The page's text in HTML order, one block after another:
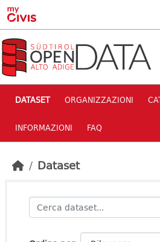
Skip to main content
DATASET ORGANIZZAZIONI
INFORMAZIONI FAQ
Dataset